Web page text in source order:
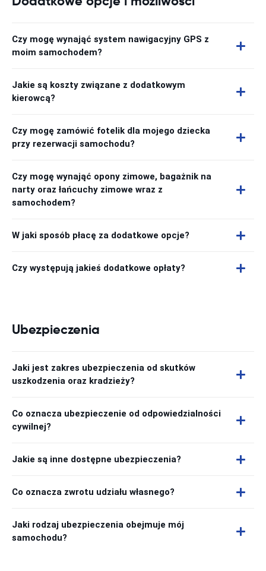
Czy mogę wynająć system nawigacyjny GPS z
moim samochodem?
Jakie są koszty związane z dodatkowym
kierowcą?
Czy mogę zamówić fotelik dla mojego dziecka
przy rezerwacji samochodu?
Czy mogę wynająć opony zimowe, bagażnik na
narty oraz łańcuchy zimowe wraz z
samochodem?
W jaki sposób płacę za dodatkowe opcje?
Czy występują jakieś dodatkowe opłaty?
Ubezpieczenia
Jaki jest zakres ubezpieczenia od skutków
uszkodzenia oraz kradzieży?
Co oznacza ubezpieczenie od odpowiedzialności
cywilnej?
Jakie są inne dostępne ubezpieczenia?
Co oznacza zwrotu udziału własnego?
Jaki rodzaj ubezpieczenia obejmuje mój
samochodu?